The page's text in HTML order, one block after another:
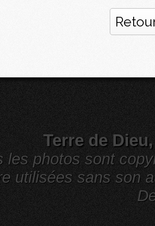
Terre de
les photos sont
utilisées sans son